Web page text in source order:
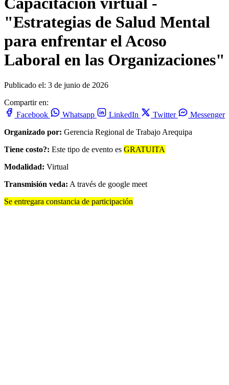
"Estrategias de Salud Mental
para enfrentar el Acoso
Laboral en las Organizaciones"
Publicado el: 3 de junio de 2026
Compartir en:
Facebook
Whatsapp LinkedIn Twitter
Messenger
Organizado por: Gerencia Regional de Trabajo Arequipa
Tiene costo?: Este tipo de evento es GRATUITA
Modalidad: Virtual
Transmisión veda: A través de google meet
Se entregara constancia de participación